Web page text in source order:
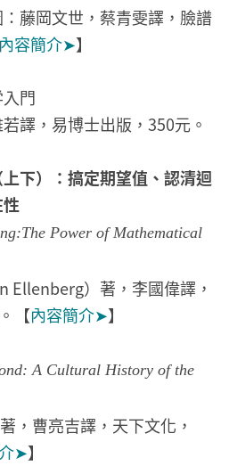
藤岡文世，蔡青雯譯，臉譜
內容簡介➤】
門
譯，易博士出版，350元。
下）：搞定期望值、認清迴
Power of Mathematical
Ellenberg）著，李國偉譯，
【內容簡介➤】
A Cultural History of the
，曹亮吉譯，天下文化，
➤】